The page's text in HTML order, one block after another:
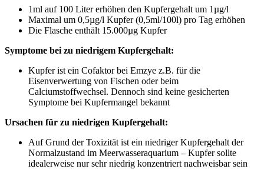
1ml auf 100 Liter erhöhen den Kupfergehalt um 1µg/l
Maximal um 0,5µg/l Kupfer (0,5ml/100l) pro Tag erhöhen
Die Flasche enthält 15.000µg Kupfer
Symptome bei zu niedrigem Kupfergehalt:
Kupfer ist ein Cofaktor bei Emzye z.B. für die
Eisenverwertung von Fischen oder beim
Calciumstoffwechsel. Dennoch sind keine gesicherten
Symptome bei Kupfermangel bekannt
Ursachen für zu niedrigen Kupfergehalt:
Auf Grund der Toxizität ist ein niedriger Kupfergehalt der
Normalzustand im Meerwasseraquarium – Kupfer sollte
idealerweise nur sehr niedrig konzentriert nachweisbar sein